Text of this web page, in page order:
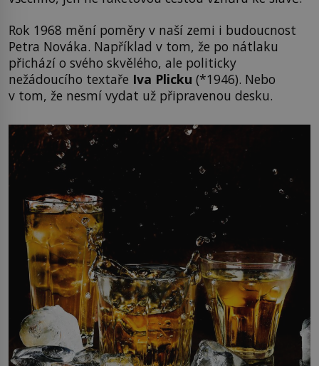
Rok 1968 mění poměry v naší zemi i budoucnost
Petra Nováka. Například v tom, že po nátlaku
přichází o svého skvělého, ale politicky
nežádoucího textaře Iva Plicku (*1946). Nebo
v tom, že nesmí vydat už připravenou desku.